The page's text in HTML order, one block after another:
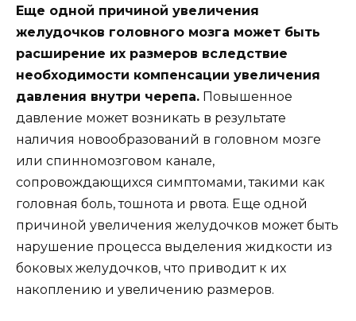
Еще одной причиной увеличения
желудочков головного мозга может быть
расширение их размеров вследствие
необходимости компенсации увеличения
давления внутри черепа. Повышенное
давление может возникать в результате
наличия новообразований в головном мозге
или спинномозговом канале,
сопровождающихся симптомами, такими как
головная боль, тошнота и рвота. Еще одной
причиной увеличения желудочков может быть
нарушение процесса выделения жидкости из
боковых желудочков, что приводит к их
накоплению и увеличению размеров.